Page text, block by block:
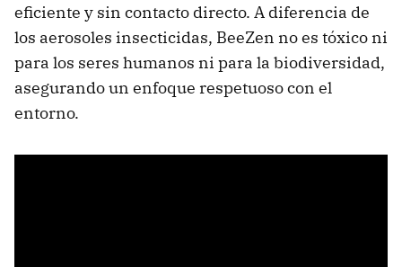
eficiente y sin contacto directo. A diferencia de
los aerosoles insecticidas, BeeZen no es tóxico ni
para los seres humanos ni para la biodiversidad,
asegurando un enfoque respetuoso con el
entorno.